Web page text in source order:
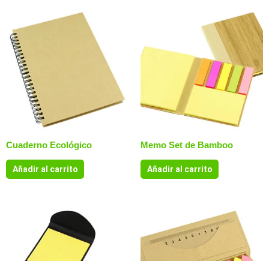
Cuaderno Ecológico
Añadir al carrito
Memo Set de Bamboo
Añadir al carrito